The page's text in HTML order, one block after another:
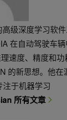
级深度学习软
在自动驾驶车
速度、精度和
的新思想。他
于机器学习
所有文章